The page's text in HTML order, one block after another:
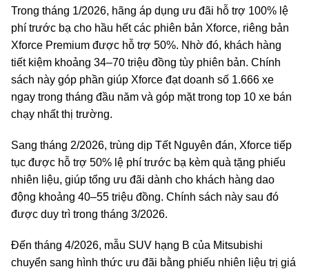
Trong tháng 1/2026, hãng áp dụng ưu đãi hỗ trợ 100% lệ
phí trước bạ cho hầu hết các phiên bản Xforce, riêng bản
Xforce Premium được hỗ trợ 50%. Nhờ đó, khách hàng
tiết kiệm khoảng 34–70 triệu đồng tùy phiên bản. Chính
sách này góp phần giúp Xforce đạt doanh số 1.666 xe
ngay trong tháng đầu năm và góp mặt trong top 10 xe bán
chạy nhất thị trường.
Sang tháng 2/2026, trùng dịp Tết Nguyên đán, Xforce tiếp
tục được hỗ trợ 50% lệ phí trước bạ kèm quà tặng phiếu
nhiên liệu, giúp tổng ưu đãi dành cho khách hàng dao
động khoảng 40–55 triệu đồng. Chính sách này sau đó
được duy trì trong tháng 3/2026.
Đến tháng 4/2026, mẫu SUV hạng B của Mitsubishi
chuyển sang hình thức ưu đãi bằng phiếu nhiên liệu trị giá